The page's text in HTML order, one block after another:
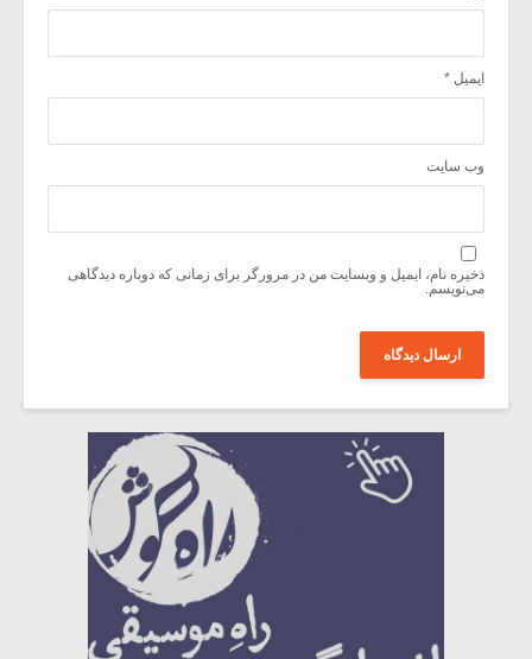
ایمیل *
وب‌ سایت
ذخیره نام، ایمیل و وبسایت من در مرورگر برای زمانی که دوباره دیدگاهی
می‌نویسم.